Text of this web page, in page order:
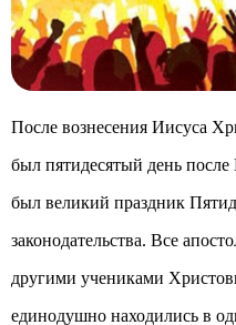
После вознесения Иисуса
был пятидесятый день
был великий праздник
законодательства. Все
другими учениками
единодушно находились в